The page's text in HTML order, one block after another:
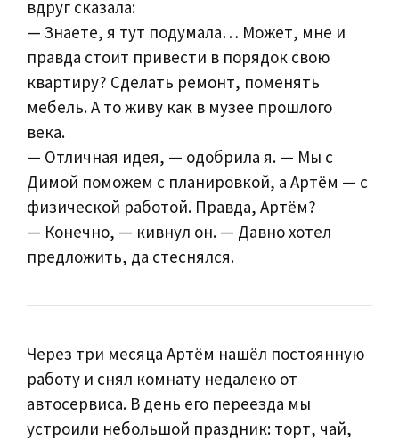
вдруг сказала:
— Знаете, я тут подумала… Может, мне и
правда стоит привести в порядок свою
квартиру? Сделать ремонт, поменять
мебель. А то живу как в музее прошлого
века.
— Отличная идея, — одобрила я. — Мы с
Димой поможем с планировкой, а Артём — с
физической работой. Правда, Артём?
— Конечно, — кивнул он. — Давно хотел
предложить, да стеснялся.
Через три месяца Артём нашёл постоянную
работу и снял комнату недалеко от
автосервиса. В день его переезда мы
устроили небольшой праздник: торт, чай,